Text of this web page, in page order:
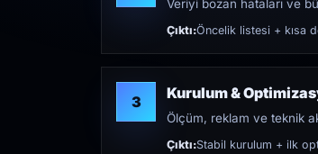
Veriyi bozan hataları ve
Çıktı:Öncelik listesi + kısa
3 Kurulum &
Ölçüm, reklam ve teknik
Çıktı:Stabil kurulum + ilk